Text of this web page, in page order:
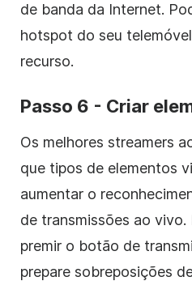
de banda da Internet.
hotspot do seu
recurso.
Passo 6 - Criar
Os melhores streamers
que tipos de elementos
aumentar o
de transmissões ao
premir o botão de
prepare sobreposições